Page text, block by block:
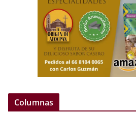
Columnas